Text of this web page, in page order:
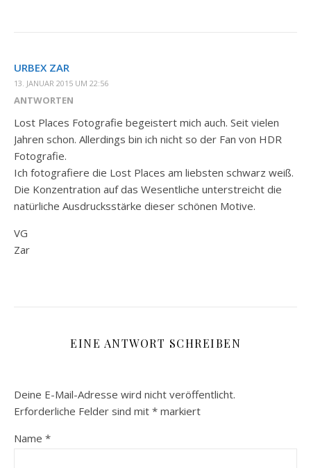
URBEX ZAR
13. JANUAR 2015 UM 22:56
ANTWORTEN
Lost Places Fotografie begeistert mich auch. Seit vielen
Jahren schon. Allerdings bin ich nicht so der Fan von HDR
Fotografie.
Ich fotografiere die Lost Places am liebsten schwarz weiß.
Die Konzentration auf das Wesentliche unterstreicht die
natürliche Ausdrucksstärke dieser schönen Motive.
VG
Zar
EINE ANTWORT SCHREIBEN
Deine E-Mail-Adresse wird nicht veröffentlicht.
Erforderliche Felder sind mit * markiert
Name *